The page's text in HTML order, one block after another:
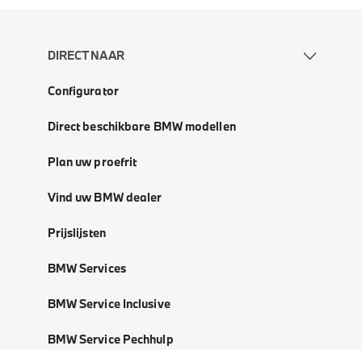
DIRECT NAAR
Configurator
Direct beschikbare BMW modellen
Plan uw proefrit
Vind uw BMW dealer
Prijslijsten
BMW Services
BMW Service Inclusive
BMW Service Pechhulp